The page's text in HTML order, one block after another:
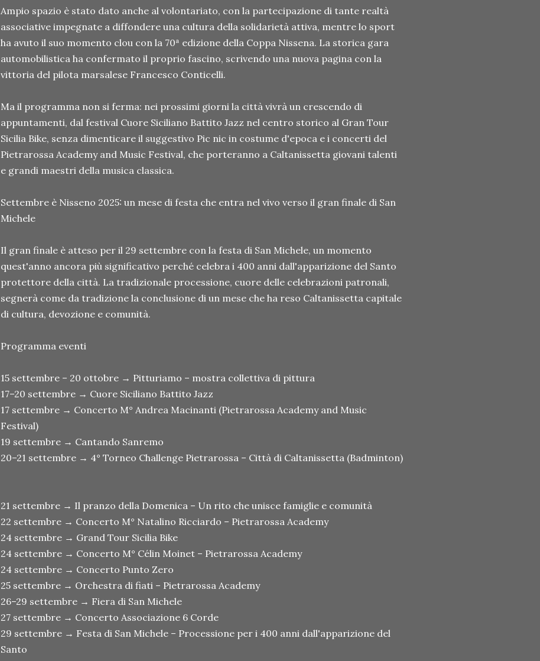
Ampio spazio è stato dato anche al volontariato, con la partecipazione di tante realtà
associative impegnate a diffondere una cultura della solidarietà attiva, mentre lo sport
ha avuto il suo momento clou con la 70ª edizione della Coppa Nissena. La storica gara
automobilistica ha confermato il proprio fascino, scrivendo una nuova pagina con la
vittoria del pilota marsalese Francesco Conticelli.
Ma il programma non si ferma: nei prossimi giorni la città vivrà un crescendo di
appuntamenti, dal festival Cuore Siciliano Battito Jazz nel centro storico al Gran Tour
Sicilia Bike, senza dimenticare il suggestivo Pic nic in costume d'epoca e i concerti del
Pietrarossa Academy and Music Festival, che porteranno a Caltanissetta giovani talenti
e grandi maestri della musica classica.
Settembre è Nisseno 2025: un mese di festa che entra nel vivo verso il gran finale di San
Michele
Il gran finale è atteso per il 29 settembre con la festa di San Michele, un momento
quest'anno ancora più significativo perché celebra i 400 anni dall'apparizione del Santo
protettore della città. La tradizionale processione, cuore delle celebrazioni patronali,
segnerà come da tradizione la conclusione di un mese che ha reso Caltanissetta capitale
di cultura, devozione e comunità.
Programma eventi
15 settembre – 20 ottobre → Pitturiamo – mostra collettiva di pittura
17–20 settembre → Cuore Siciliano Battito Jazz
17 settembre → Concerto M° Andrea Macinanti (Pietrarossa Academy and Music
Festival)
19 settembre → Cantando Sanremo
20–21 settembre → 4° Torneo Challenge Pietrarossa – Città di Caltanissetta (Badminton)
21 settembre → Il pranzo della Domenica – Un rito che unisce famiglie e comunità
22 settembre → Concerto M° Natalino Ricciardo – Pietrarossa Academy
24 settembre → Grand Tour Sicilia Bike
24 settembre → Concerto M° Célin Moinet – Pietrarossa Academy
24 settembre → Concerto Punto Zero
25 settembre → Orchestra di fiati – Pietrarossa Academy
26–29 settembre → Fiera di San Michele
27 settembre → Concerto Associazione 6 Corde
29 settembre → Festa di San Michele – Processione per i 400 anni dall'apparizione del
Santo